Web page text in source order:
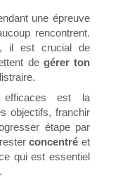
une épreuve
rencontrent.
il est crucial de
degérer ton
est la
objectifs, franchir
étape par
concentré et
qui est essentiel
.